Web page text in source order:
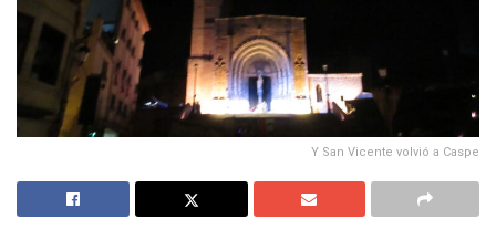
Y San Vicente volvió a Caspe